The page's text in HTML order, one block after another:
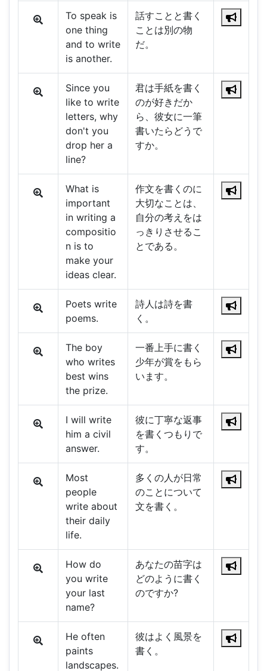
To speak is
one thing
and to write
is another.
話すことと書く
ことは別の物
だ。
Since you
like to write
letters, why
don't you
drop her a
line?
君は手紙を書く
のが好きだか
ら、彼女に一筆
書いたらどうで
すか。
What is
important
in writing a
compositio
n is to
make your
ideas clear.
作文を書くのに
大切なことは、
自分の考えをは
っきりさせるこ
とである。
Poets write
poems.
詩人は詩を書
く。
The boy
who writes
best wins
the prize.
一番上手に書く
少年が賞をもら
います。
I will write
him a civil
answer.
彼に丁寧な返事
を書くつもりで
す。
Most
people
write about
their daily
life.
多くの人が日常
のことについて
文を書く。
How do
you write
your last
name?
あなたの苗字は
どのように書く
のですか?
He often
paints
landscapes.
彼はよく風景を
書く。